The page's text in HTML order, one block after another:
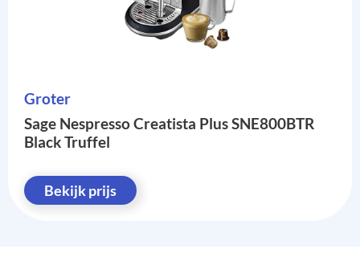
Groter
Sage Nespresso Creatista Plus SNE800BTR
Black Truffel
Bekijk prijs